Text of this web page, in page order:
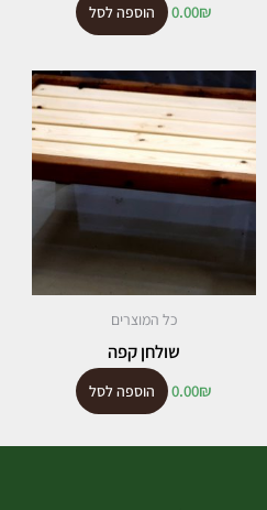
0.00₪ הוספה לסל
כל המוצרים
שולחן קפה
0.00₪ הוספה לסל